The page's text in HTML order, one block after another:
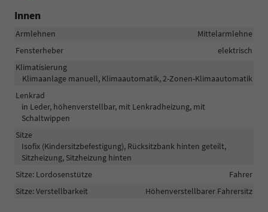
Innen
Armlehnen
Mittelarmlehne
Fensterheber
elektrisch
Klimatisierung
Klimaanlage manuell, Klimaautomatik, 2-Zonen-Klimaautomatik
Lenkrad
in Leder, höhenverstellbar, mit Lenkradheizung, mit
Schaltwippen
Sitze
Isofix (Kindersitzbefestigung), Rücksitzbank hinten geteilt,
Sitzheizung, Sitzheizung hinten
Sitze: Lordosenstütze
Fahrer
Sitze: Verstellbarkeit
Höhenverstellbarer Fahrersitz